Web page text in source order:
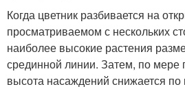
Когда цветник разбивается на
просматриваемом с нескольких
наиболее высокие растения
срединной линии. Затем, по мере
высота насаждений снижается по